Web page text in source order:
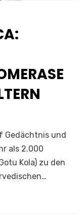
Gedächtnis und
als 2.000
Kola) zu den